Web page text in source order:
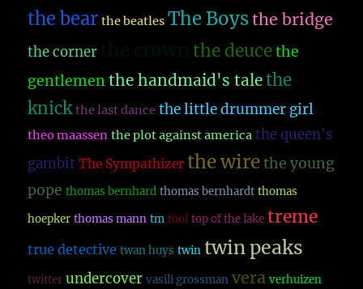
the bear the beatles The Boysthe bridge
the corner the deuce the
gentlemen the handmaid's talethe
knick the last dance the little drummer girl
theo maassen the plot against america the queen's
gambit The Sympathizer the wire the young
pope thomas bernhard thomas bernhardt thomas
hoepker thomas mann tm tool top of the lake treme
true detective twan huys twin twin peaks
twitter undercover vasili grossman vera verhuizen